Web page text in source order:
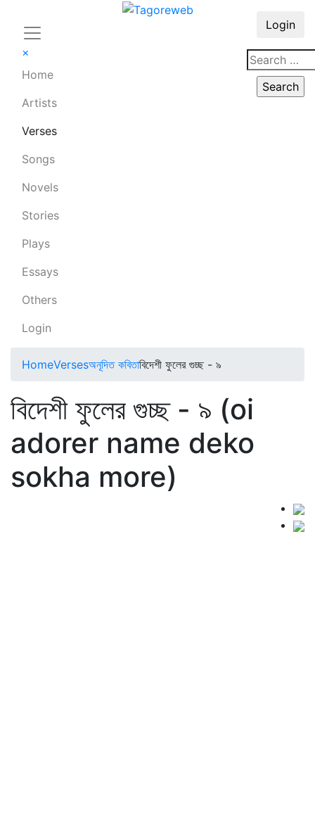
×
Home
Artists
Verses
Songs
Novels
Stories
Plays
Essays
Others
Login
Login
HomeVersesঅনূদিত কবিতাবিদেশী ফুলের গুচ্ছ - ৯
বিদেশী ফুলের গুচ্ছ - ৯ (oi
adorer name deko
sokha more)